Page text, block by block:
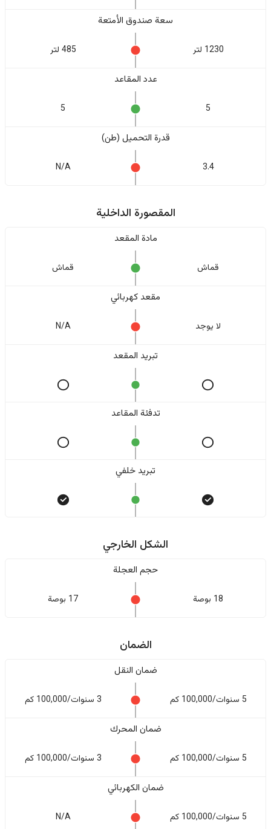
سعة صندوق الأمتعة
1230 لتر 485 لتر
عدد المقاعد
5
5
قدرة التحميل (طن)
3.4
N/A
المقصورة الداخلية
مادة المقعد
قماش قماش
مقعد كهربائي
لا یوجد N/A
تبريد المقعد
تدفئة المقاعد
تبريد خلفي
الشكل الخارجي
حجم العجلة
18 بوصة 17 بوصة
الضمان
ضمان النقل
5 سنوات/100,000 كم 3 سنوات/100,000 كم
ضمان المحرك
5 سنوات/100,000 كم 3 سنوات/100,000 كم
ضمان الكهربائي
5 سنوات/100,000 كم N/A